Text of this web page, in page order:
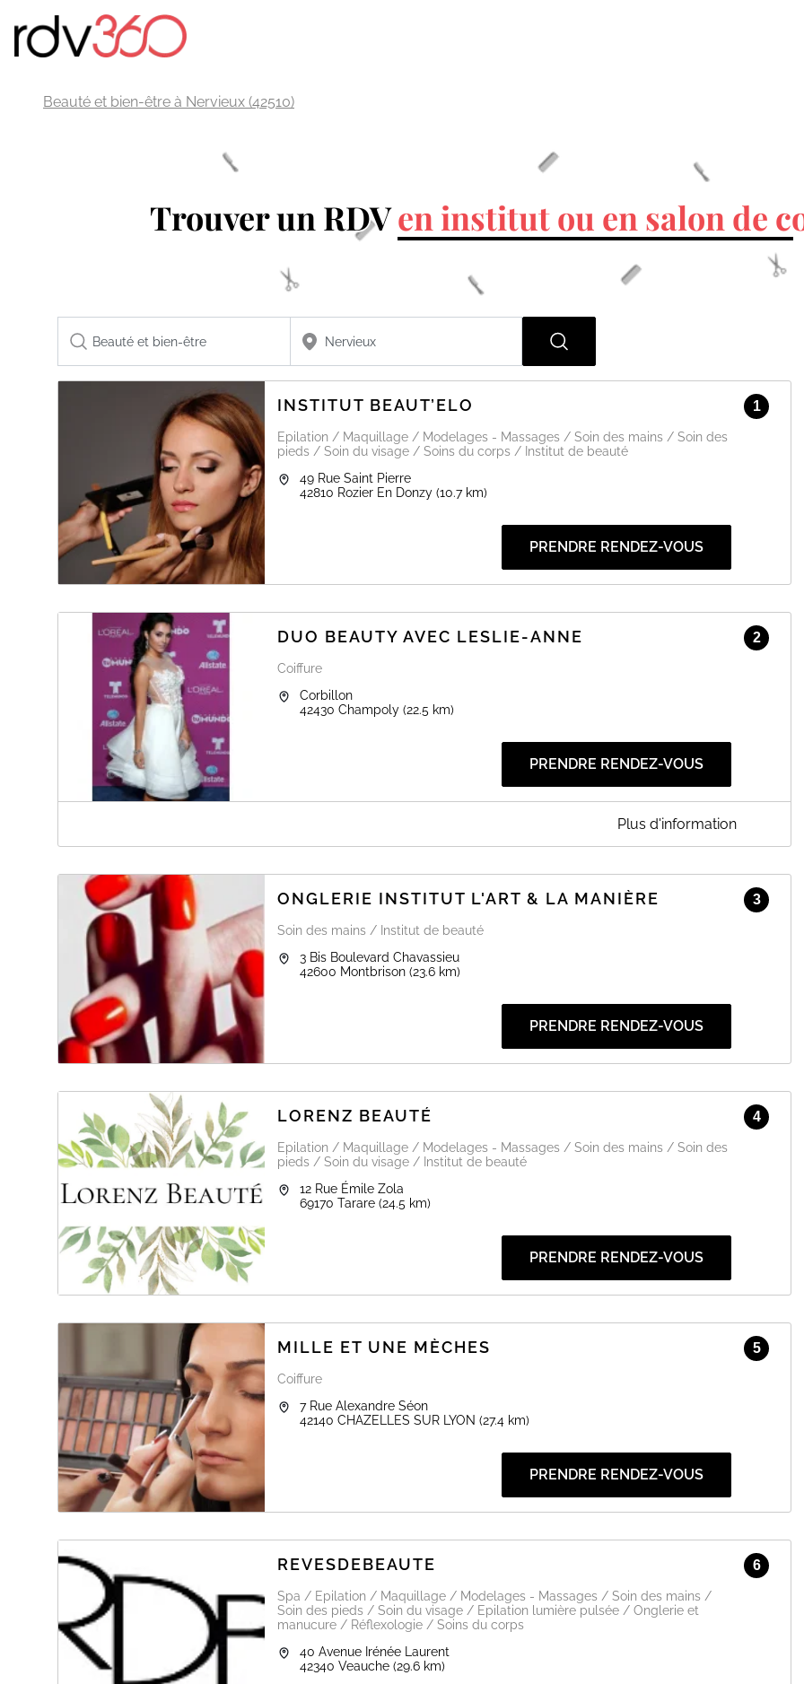
Beauté et bien-être à Nervieux (42510)
Trouver un RDVen institut ou en salon de
INSTITUT BEAUT’ELO 1
Epilation / Maquillage / Modelages - Massages / Soin des mains / Soin des
pieds / Soin du visage / Soins du corps / Institut de beauté
49 Rue Saint Pierre
42810 Rozier En Donzy (10.7 km)
PRENDRE RENDEZ-VOUS
DUO BEAUTY AVEC LESLIE-ANNE 2
Coiffure
Corbillon
42430 Champoly (22.5 km)
PRENDRE RENDEZ-VOUS
pour un moment de détente et de bien-être à votre domicile
Plus d'information
ONGLERIE INSTITUT L'ART & LA MANIÈRE 3
Soin des mains / Institut de beauté
3 Bis Boulevard Chavassieu
42600 Montbrison (23.6 km)
PRENDRE RENDEZ-VOUS
LORENZ BEAUTÉ 4
Epilation / Maquillage / Modelages - Massages / Soin des mains / Soin des
pieds / Soin du visage / Institut de beauté
12 Rue Émile Zola
69170 Tarare (24.5 km)
PRENDRE RENDEZ-VOUS
MILLE ET UNE MÈCHES 5
Coiffure
7 Rue Alexandre Séon
42140 CHAZELLES SUR LYON (27.4 km)
PRENDRE RENDEZ-VOUS
REVESDEBEAUTE 6
Spa / Epilation / Maquillage / Modelages - Massages / Soin des mains /
Soin des pieds / Soin du visage / Epilation lumière pulsée / Onglerie et
manucure / Réflexologie / Soins du corps
40 Avenue Irénée Laurent
42340 Veauche (29.6 km)